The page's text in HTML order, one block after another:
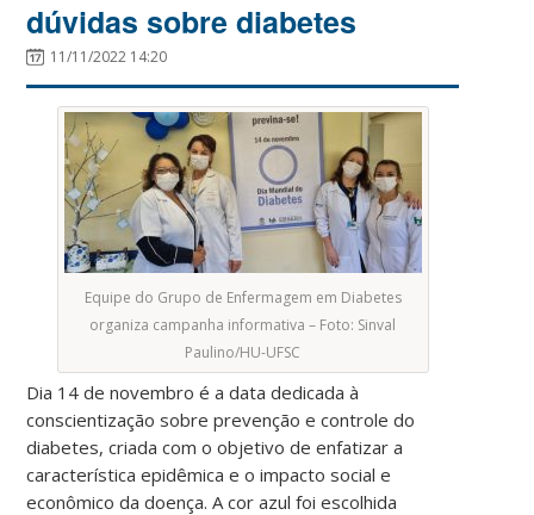
dúvidas sobre diabetes
11/11/2022 14:20
Equipe do Grupo de Enfermagem em Diabetes
organiza campanha informativa – Foto: Sinval
Paulino/HU-UFSC
Dia 14 de novembro é a data dedicada à
conscientização sobre prevenção e controle do
diabetes, criada com o objetivo de enfatizar a
característica epidêmica e o impacto social e
econômico da doença. A cor azul foi escolhida